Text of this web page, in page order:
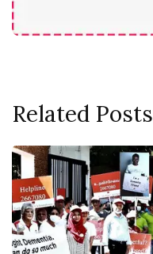
Related Posts